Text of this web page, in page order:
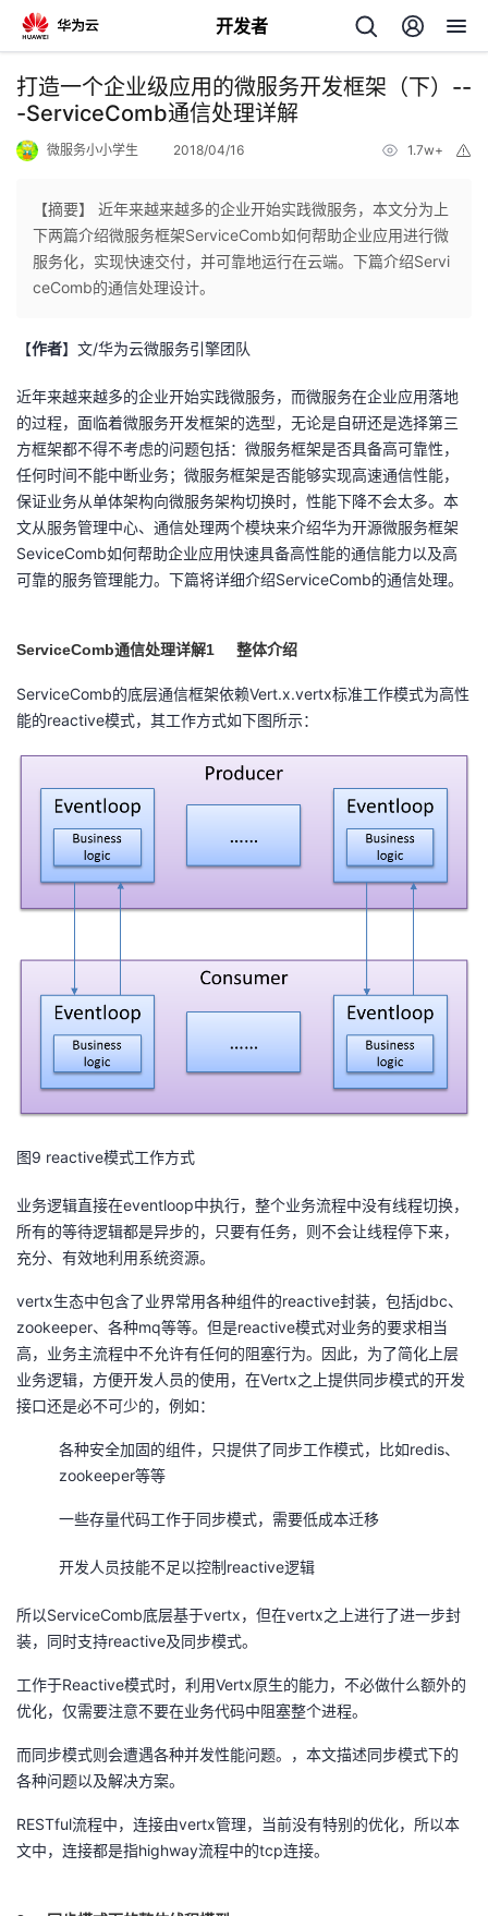
开发者
返
回
个
页
开
发
者
我
博的
坛
我
圈
的
我
注
开
者
学
堂
我
的
课
我
的
我
的
Programs
我
持
我
的
技
术
我
的
云
打造一个企业级应用的微服务开发框架（下）--
-ServiceComb通信处理详解
微服务小小学生 2018/04/16 1.7w+
【摘要】 近年来越来越多的企业开始实践微服务，本文分为上
下两篇介绍微服务框架ServiceComb如何帮助企业应用进行微
服务化，实现快速交付，并可靠地运行在云端。下篇介绍Servi
ceComb的通信处理设计。
【作者】文/华为云微服务引擎团队
近年来越来越多的企业开始实践微服务，而微服务在企业应用落地
的过程，面临着微服务开发框架的选型，无论是自研还是选择第三
方框架都不得不考虑的问题包括：微服务框架是否具备高可靠性，
任何时间不能中断业务；微服务框架是否能够实现高速通信性能，
保证业务从单体架构向微服务架构切换时，性能下降不会太多。本
文从服务管理中心、通信处理两个模块来介绍华为开源微服务框架
SeviceComb如何帮助企业应用快速具备高性能的通信能力以及高
可靠的服务管理能力。下篇将详细介绍ServiceComb的通信处理。
ServiceComb通信处理详解1 整体介绍
ServiceComb的底层通信框架依赖Vert.x.vertx标准工作模式为高性
能的reactive模式，其工作方式如下图所示：
图9 reactive模式工作方式
业务逻辑直接在eventloop中执行，整个业务流程中没有线程切换，
所有的等待逻辑都是异步的，只要有任务，则不会让线程停下来，
充分、有效地利用系统资源。
vertx生态中包含了业界常用各种组件的reactive封装，包括jdbc、
zookeeper、各种mq等等。但是reactive模式对业务的要求相当
高，业务主流程中不允许有任何的阻塞行为。因此，为了简化上层
业务逻辑，方便开发人员的使用，在Vertx之上提供同步模式的开发
接口还是必不可少的，例如：
各种安全加固的组件，只提供了同步工作模式，比如redis、
zookeeper等等
一些存量代码工作于同步模式，需要低成本迁移
开发人员技能不足以控制reactive逻辑
所以ServiceComb底层基于vertx，但在vertx之上进行了进一步封
装，同时支持reactive及同步模式。
工作于Reactive模式时，利用Vertx原生的能力，不必做什么额外的
优化，仅需要注意不要在业务代码中阻塞整个进程。
而同步模式则会遭遇各种并发性能问题。，本文描述同步模式下的
各种问题以及解决方案。
RESTful流程中，连接由vertx管理，当前没有特别的优化，所以本
文中，连接都是指highway流程中的tcp连接。